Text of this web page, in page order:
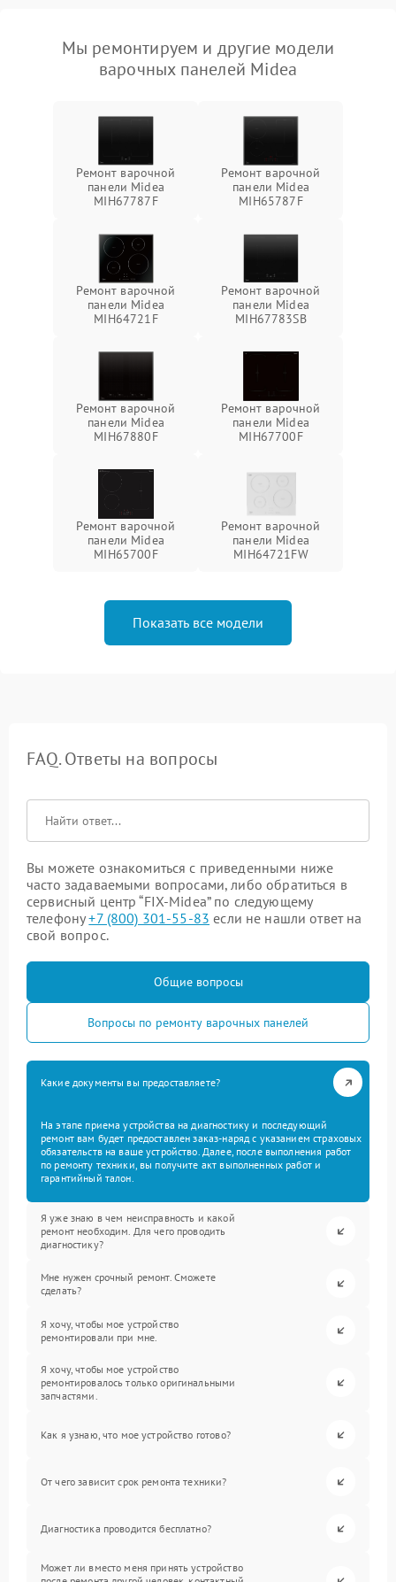
Мы ремонтируем и другие модели
варочных панелей Midea
Ремонт варочной
панели Midea
MIH67787F
Ремонт варочной
панели Midea
MIH65787F
Ремонт варочной
панели Midea
MIH64721F
Ремонт варочной
панели Midea
MIH67783SB
Ремонт варочной
панели Midea
MIH67880F
Ремонт варочной
панели Midea
MIH67700F
Ремонт варочной
панели Midea
MIH65700F
Ремонт варочной
панели Midea
MIH64721FW
Показать все модели
FAQ. Ответы на вопросы
Вы можете ознакомиться с приведенными ниже
часто задаваемыми вопросами, либо обратиться в
сервисный центр “FIX-Midea” по следующему
телефону+7 (800) 301-55-83 если не нашли ответ на
свой вопрос.
Общие вопросы
Вопросы по ремонту варочных панелей
Какие документы вы предоставляете?
На этапе приема устройства на диагностику и последующий
ремонт вам будет предоставлен заказ-наряд с указанием страховых
обязательств на ваше устройство. Далее, после выполнения работ
по ремонту техники, вы получите акт выполненных работ и
гарантийный талон.
Я уже знаю в чем неисправность и какой
ремонт необходим. Для чего проводить
диагностику?
Мне нужен срочный ремонт. Сможете
сделать?
Я хочу, чтобы мое устройство
ремонтировали при мне.
Я хочу, чтобы мое устройство
ремонтировалось только оригинальными
запчастями.
Как я узнаю, что мое устройство готово?
От чего зависит срок ремонта техники?
Диагностика проводится бесплатно?
Может ли вместо меня принять устройство